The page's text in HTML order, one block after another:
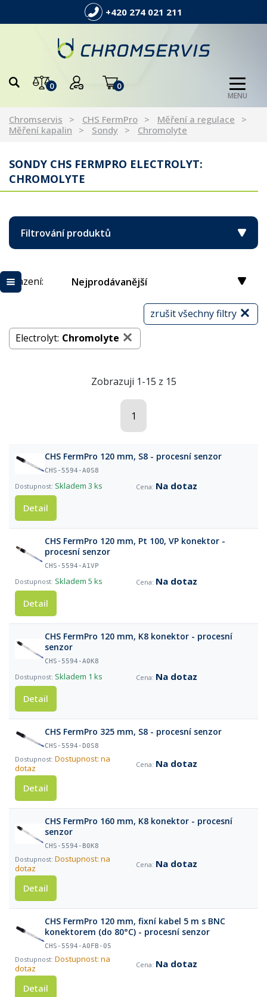
+420 274 021 211
0 0
MENU
Chromservis CHS FermPro
Měření a regulace
Měření kapalin
Sondy Chromolyte
SONDY CHS FERMPRO ELECTROLYT:
CHROMOLYTE
Filtrování produktů
Řazení: Nejprodávanější
zrušit všechny filtry
Electrolyt: Chromolyte
Zobrazuji 1-15 z 15
1
CHS FermPro 120 mm, S8 - procesní senzor
CHS-5594-A0S8
Skladem 3 ks
Na dotaz
Detail
CHS FermPro 120 mm, Pt 100, VP konektor -
procesní senzor
CHS-5594-A1VP
Skladem 5 ks
Na dotaz
Detail
CHS FermPro 120 mm, K8 konektor - procesní
senzor
CHS-5594-A0K8
Skladem 1 ks
Na dotaz
Detail
CHS FermPro 325 mm, S8 - procesní senzor
CHS-5594-D0S8
Dostupnost: na
dotaz
Na dotaz
Detail
CHS FermPro 160 mm, K8 konektor - procesní
senzor
CHS-5594-B0K8
Dostupnost: na
dotaz
Na dotaz
Detail
CHS FermPro 120 mm, fixní kabel 5 m s BNC
konektorem (do 80°C) - procesní senzor
CHS-5594-A0FB-05
Dostupnost: na
dotaz
Na dotaz
Detail